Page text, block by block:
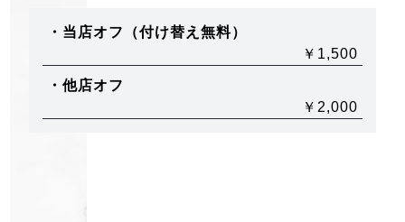
・当店オフ（付け替え無料）
￥1,500
・他店オフ
￥2,000